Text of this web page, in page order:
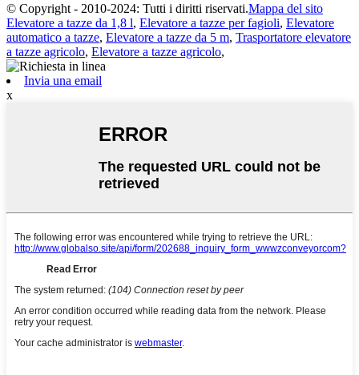
© Copyright - 2010-2024: Tutti i diritti riservati.Mappa del sito
Elevatore a tazze da 1,8 l, Elevatore a tazze per fagioli, Elevatore
automatico a tazze, Elevatore a tazze da 5 m, Trasportatore elevatore
a tazze agricolo, Elevatore a tazze agricolo,
Invia una email
x